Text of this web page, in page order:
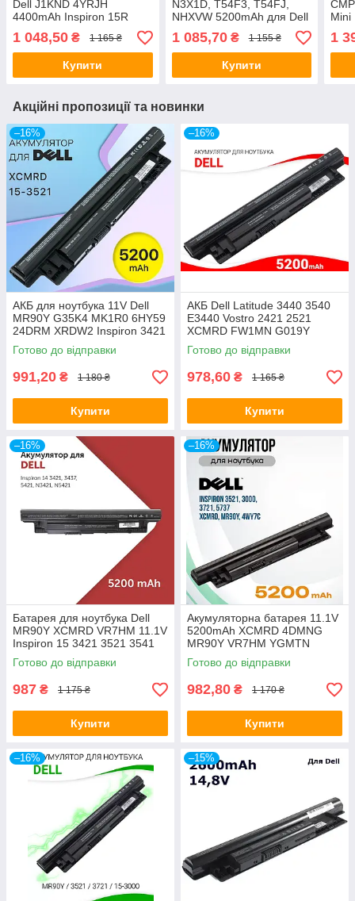
Dell J1KND 4YRJH
4400mAh Inspiron 15R
N5010 M501R N5110 17R
N7010 N7110
1 048,50 ₴ 1 165 ₴
Купити
N3X1D, T54F3, T54FJ,
NHXVW 5200mAh для Dell
Inspiron 5420 5425 5520
5720 7420 7520 7720
1 085,70₴ 1 155 ₴
Купити
Mini
1
Акційні пропозиції та новинки
–16%
АКБ для ноутбука 11V Dell
MR90Y G35K4 MK1R0 6HY59
24DRM XRDW2 Inspiron 3421
3437 3521 3537 3721 5421
5521 5537
Готово до відправки
991,20 ₴ 1 180 ₴
Купити
–16%
АКБ Dell Latitude 3440 3540
E3440 Vostro 2421 2521
XCMRD FW1MN G019Y
4DMNG 0MF69 T1G4M
W6XNM 6K73M 6 Cell 11.1V
Готово до відправки
978,60 ₴ 1 165 ₴
Купити
–16%
Батарея для ноутбука Dell
MR90Y XCMRD VR7HM 11.1V
Inspiron 15 3421 3521 3541
3542 3543 3721 5521 5421
5721
Готово до відправки
987 ₴ 1 175 ₴
Купити
–16%
Акумуляторна батарея 11.1V
5200mAh XCMRD 4DMNG
MR90Y VR7HM YGMTN
G019Y Dell Inspirion 3437
3521 3537 3542
Готово до відправки
982,80 ₴ 1 170 ₴
Купити
–16% –15%